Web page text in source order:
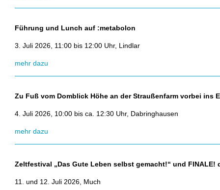
Führung und Lunch auf :metabolon
3. Juli 2026, 11:00 bis 12:00 Uhr, Lindlar
mehr dazu
Zu Fuß vom Domblick Höhe an der Straußenfarm vorbei ins
4. Juli 2026, 10:00 bis ca. 12:30 Uhr, Dabringhausen
mehr dazu
Zeltfestival „Das Gute Leben selbst gemacht!“ und FINALE!
11. und 12. Juli 2026, Much